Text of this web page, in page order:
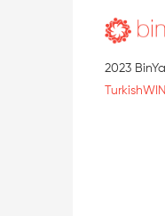
2023
TurkishWIN